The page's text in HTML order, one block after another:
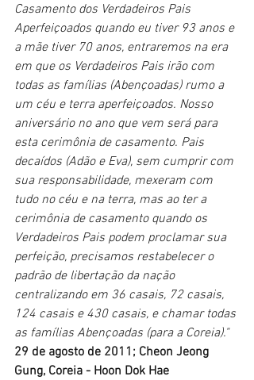
Casamento dos Verdadeiros Pais
Aperfeiçoados quando eu tiver 93 anos e
a mãe tiver 70 anos, entraremos na era
em que os Verdadeiros Pais irão com
todas as famílias (Abençoadas) rumo a
um céu e terra aperfeiçoados. Nosso
aniversário no ano que vem será para
esta cerimônia de casamento. Pais
decaídos (Adão e Eva), sem cumprir com
sua responsabilidade, mexeram com
tudo no céu e na terra, mas ao ter a
cerimônia de casamento quando os
Verdadeiros Pais podem proclamar sua
perfeição, precisamos restabelecer o
padrão de libertação da nação
centralizando em 36 casais, 72 casais,
124 casais e 430 casais, e chamar todas
as famílias Abençoadas (para a Coreia)."
29 de agosto de 2011; Cheon Jeong
Gung, Coreia - Hoon Dok Hae